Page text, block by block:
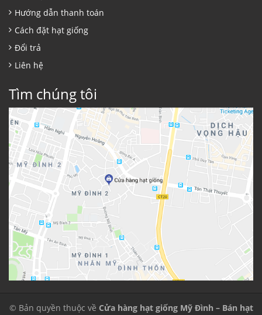
Hướng dẫn thanh toán
Cách đặt hạt giống
Đổi trả
Liên hệ
Tìm chúng tôi
© Bản quyền thuộc về Cửa hàng hạt giống Mỹ Đình – Bán hạt